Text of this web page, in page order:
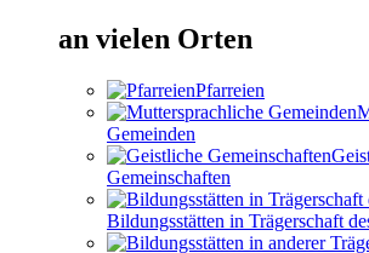
an vielen Orten
Pfarreien
Gemeinden
Gemeinschaften
Bildungsstätten in Trägerschaft